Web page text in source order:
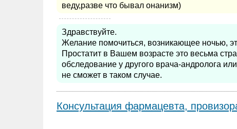
веду,разве что бывал онанизм)
Здравствуйте.
Желание помочиться, возникающее ночью,
Простатит в Вашем возрасте это весьма
обследование у другого врача-андролога
не сможет в таком случае.
Консультация фармацевта,